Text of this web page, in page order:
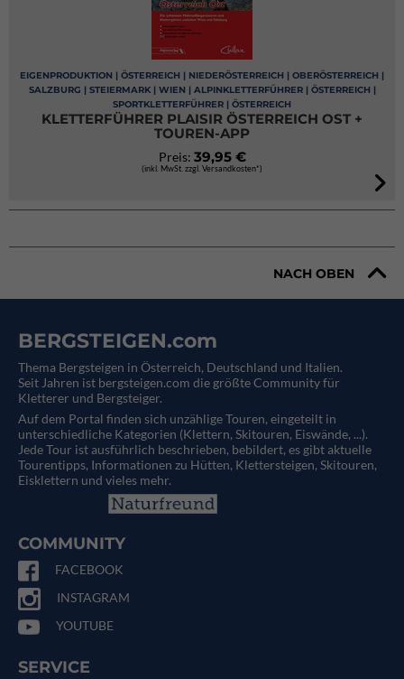
EIGENPRODUKTION | ÖSTERREICH | NIEDERÖSTERREICH | OBERÖSTERREICH |
SALZBURG | STEIERMARK | WIEN | ALPINKLETTERFÜHRER | ÖSTERREICH |
SPORTKLETTERFÜHRER | ÖSTERREICH
KLETTERFÜHRER PLAISIR ÖSTERREICH OST +
TOUREN-APP
Preis: 39,95 €
(inkl. MwSt. zzgl. Versandkosten*)
NACH OBEN
BERGSTEIGEN.com
Thema Bergsteigen in Österreich, Deutschland und Italien.
Seit Jahren ist bergsteigen.com die größte Community für
Kletterer und Bergsteiger.
Auf dem Portal finden sich unzählige Touren, eingeteilt in
unterschiedliche Kategorien (Klettern, Skitouren, Eiswände, ...).
Jede Tour ist ausführlich beschrieben, bebildert, es gibt aktuelle
Tourentipps, Informationen zu Hütten, Klettersteigen, Skitouren,
Eisklettern und vieles mehr.
COMMUNITY
FACEBOOK
INSTAGRAM
YOUTUBE
SERVICE